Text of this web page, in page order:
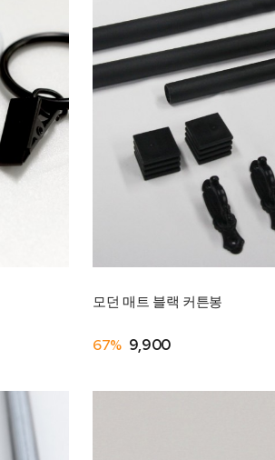
모던 매트 블랙 커튼봉
67% 9,900